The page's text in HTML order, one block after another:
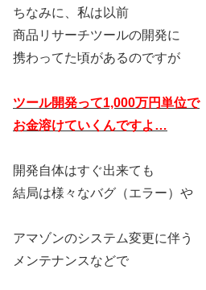
ちなみに、私は以前
商品リサーチツールの開発に
携わってた頃があるのですが
ツール開発って1,000万円単位で
お金溶けていくんですよ…
開発自体はすぐ出来ても
結局は様々なバグ（エラー）や
アマゾンのシステム変更に伴う
メンテナンスなどで